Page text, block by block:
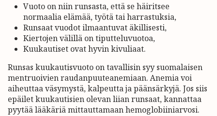
Vuoto on niin runsasta, että se häiritsee
normaalia elämää, työtä tai harrastuksia,
Runsaat vuodot ilmaantuvat äkillisesti,
Kiertojen välillä on tiputteluvuotoa,
Kuukautiset ovat hyvin kivuliaat.
Runsas kuukautisvuoto on tavallisin syy suomalaisen
mentruoivien raudanpuuteanemiaan. Anemia voi
aiheuttaa väsymystä, kalpeutta ja päänsärkyjä. Jos siis
epäilet kuukautisien olevan liian runsaat, kannattaa
pyytää lääkäriä mittauttamaan hemoglobiiniarvosi.